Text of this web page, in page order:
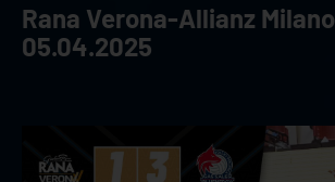
Rana Verona-Allianz Milano
05.04.2025